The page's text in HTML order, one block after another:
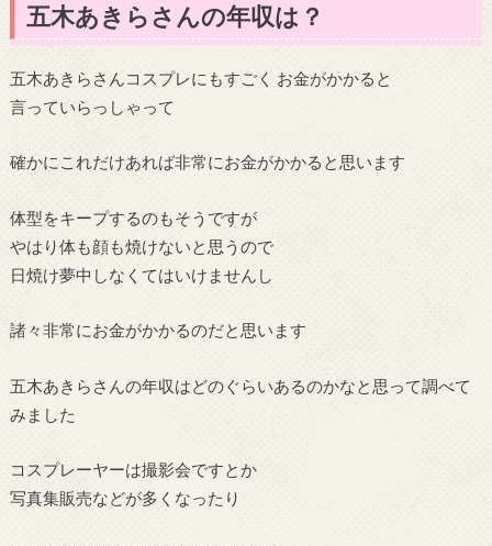
五木あきらさんの年収は？
五木あきらさんコスプレにもすごく お金がかかると
言っていらっしゃって
確かにこれだけあれば非常にお金がかかると思います
体型をキープするのもそうですが
やはり体も顔も焼けないと思うので
日焼け夢中しなくてはいけませんし
諸々非常にお金がかかるのだと思います
五木あきらさんの年収はどのぐらいあるのかなと思って調べて
みました
コスプレーヤーは撮影会ですとか
写真集販売などが多くなったり